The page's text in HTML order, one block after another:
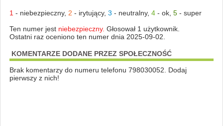
1 - niebezpieczny, 2 - irytujący, 3 - neutralny, 4- ok, 5- super
Ten numer jest niebezpieczny. Głosował 1 użytkownik.
Ostatni raz oceniono ten numer dnia 2025-09-02.
KOMENTARZE DODANE PRZEZ SPOŁECZNOŚĆ
Brak komentarzy do numeru telefonu 798030052. Dodaj
pierwszy z nich!